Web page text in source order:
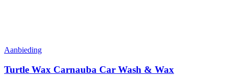
Aanbieding
Turtle Wax Carnauba Car Wash & Wax